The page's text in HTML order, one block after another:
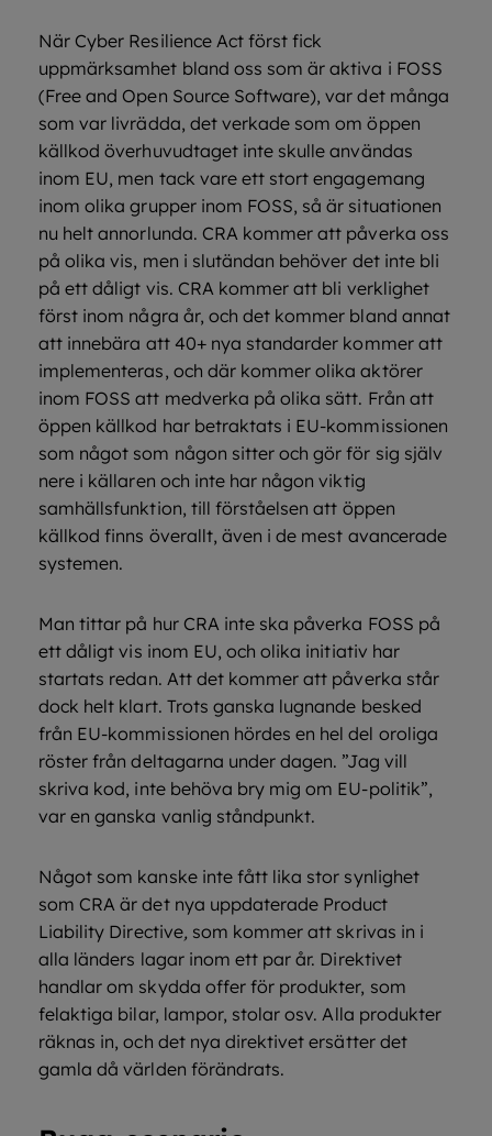
När Cyber Resilience Act först fick
uppmärksamhet bland oss som är aktiva i FOSS
(Free and Open Source Software), var det många
som var livrädda, det verkade som om öppen
källkod överhuvudtaget inte skulle användas
inom EU, men tack vare ett stort engagemang
inom olika grupper inom FOSS, så är situationen
nu helt annorlunda. CRA kommer att påverka oss
på olika vis, men i slutändan behöver det inte bli
på ett dåligt vis. CRA kommer att bli verklighet
först inom några år, och det kommer bland annat
att innebära att 40+ nya standarder kommer att
implementeras, och där kommer olika aktörer
inom FOSS att medverka på olika sätt. Från att
öppen källkod har betraktats i EU-kommissionen
som något som någon sitter och gör för sig själv
nere i källaren och inte har någon viktig
samhällsfunktion, till förståelsen att öppen
källkod finns överallt, även i de mest avancerade
systemen.
Man tittar på hur CRA inte ska påverka FOSS på
ett dåligt vis inom EU, och olika initiativ har
startats redan. Att det kommer att påverka står
dock helt klart. Trots ganska lugnande besked
från EU-kommissionen hördes en hel del oroliga
röster från deltagarna under dagen. ”Jag vill
skriva kod, inte behöva bry mig om EU-politik”,
var en ganska vanlig ståndpunkt.
Något som kanske inte fått lika stor synlighet
som CRA är det nya uppdaterade Product
Liability Directive, som kommer att skrivas in i
alla länders lagar inom ett par år. Direktivet
handlar om skydda offer för produkter, som
felaktiga bilar, lampor, stolar osv. Alla produkter
räknas in, och det nya direktivet ersätter det
gamla då världen förändrats.